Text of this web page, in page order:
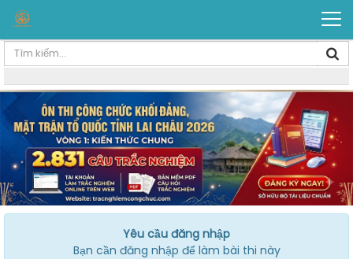
Yêu cầu đăng nhập
Bạn cần đăng nhập để làm bài thi này